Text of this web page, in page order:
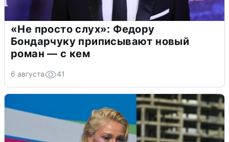
«Не просто слух»: Федору
Бондарчуку приписывают новый
роман — с кем
6 августа 41